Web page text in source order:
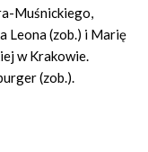
Muśnickiego,
Leona (zob.) i Marię
w Krakowie.
(zob.).